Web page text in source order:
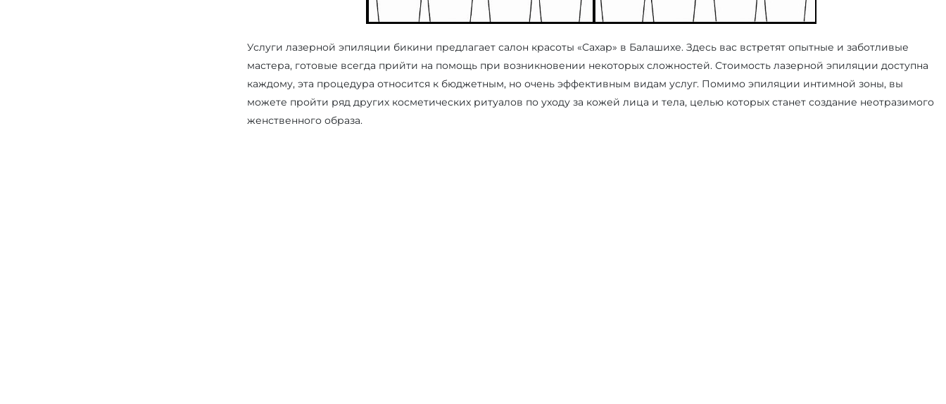
Услуги лазерной эпиляции бикини предлагает салон красоты «Сахар» в Балашихе. Здесь вас встретят опытные и заботливые
мастера, готовые всегда прийти на помощь при возникновении некоторых сложностей. Стоимость лазерной эпиляции доступна
каждому, эта процедура относится к бюджетным, но очень эффективным видам услуг. Помимо эпиляции интимной зоны, вы
можете пройти ряд других косметических ритуалов по уходу за кожей лица и тела, целью которых станет создание неотразимого
женственного образа.